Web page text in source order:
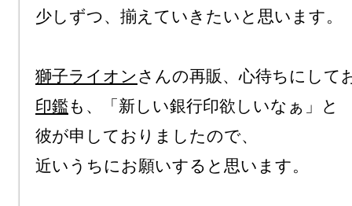
少しずつ、揃えていきたいと思います。
獅子ライオン
印鑑も、「新しい銀行印欲しいなぁ」と
彼が申しておりましたので、
近いうちにお願いすると思います。